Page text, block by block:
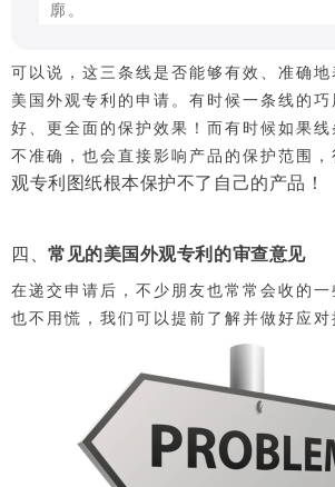
廓。
可以说，这三条线是否能够有效、准确
美国外观专利的申请。有时候一条线的巧
好、更全面的保护效果！而有时候如果线
不准确，也会直接影响产品的保护范围，
观专利图纸根本保护不了自己的产品！
四、常见的美国外观专利的审查意见
在递交申请后，不少朋友也常常会收的
也不用慌，我们可以提前了解并做好应对